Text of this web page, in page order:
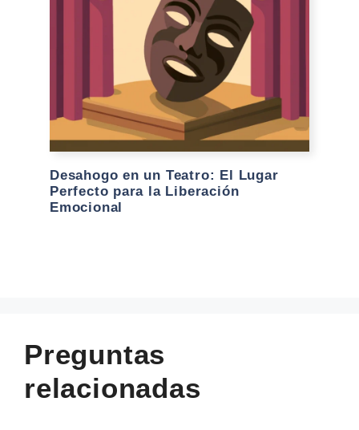
Desahogo en un Teatro: El Lugar
Perfecto para la Liberación
Emocional
Preguntas
relacionadas